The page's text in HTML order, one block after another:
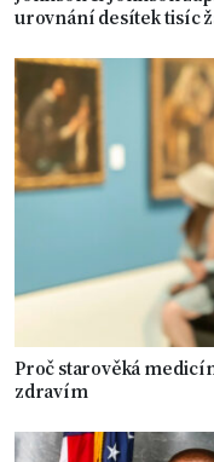
urovnání desítek tisíc
Proč starověká
zdravím